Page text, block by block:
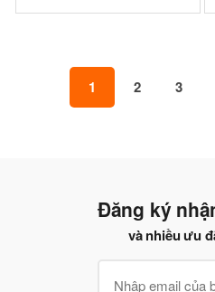
1 2 3
Đăng ký
và nhiều ưu